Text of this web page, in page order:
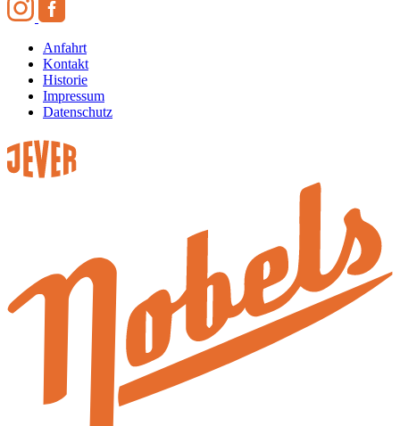
Anfahrt
Kontakt
Historie
Impressum
Datenschutz